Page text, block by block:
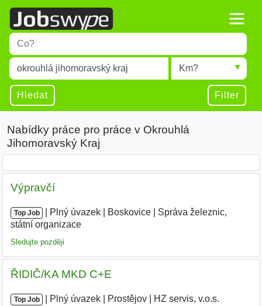
Title
Type 1 or more characters for results.
Místo
Type 1 or more characters for results.
Radius
Hledat Filter
Nabídky práce pro práce v Okrouhlá
Jihomoravský Kraj
Výpravčí
Top Job Plný úvazek Boskovice
Správa železnic,
státní organizace
Sledujte později
ŘIDIČ/KA MKD C+E
Top Job Plný úvazek Prostějov HZ servis, v.o.s.